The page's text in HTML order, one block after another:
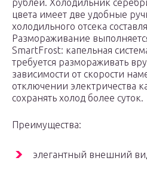
рублей. Холодильник
цвета имеет две удобные
холодильного отсека
Размораживание
SmartFrost: капельная
требуется размораживать
зависимости от скорости
отключении электричества
сохранять холод более суток.
Преимущества:
элегантный внешний